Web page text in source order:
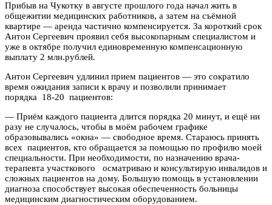
Прибыв на Чукотку в августе прошлого года начал жить в
общежитии медицинских работников, а затем на съёмной
квартире — аренда частично компенсируется. За короткий срок
Антон Сергеевич проявил себя высокопарным специалистом и
уже в октябре получил единовременную компенсационную
выплату 2 млн.рублей.
Антон Сергеевич удлинил прием пациентов — это сократило
время ожидания записи к врачу и позволили принимает
порядка 18-20 пациентов:
— Приём каждого пациента длится порядка 20 минут, и ещё ни
разу не случалось, чтобы в моём рабочем графике
образовывались «окна» — свободное время. Стараюсь принять
всех пациентов, кто обращается за помощью по профилю моей
специальности. При необходимости, по назначению врача-
терапевта участкового осматриваю и консультирую инвалидов и
сложных пациентов на дому. Большую помощь в установлении
диагноза способствует высокая обеспеченность больницы
медицинским диагностическим оборудованием.